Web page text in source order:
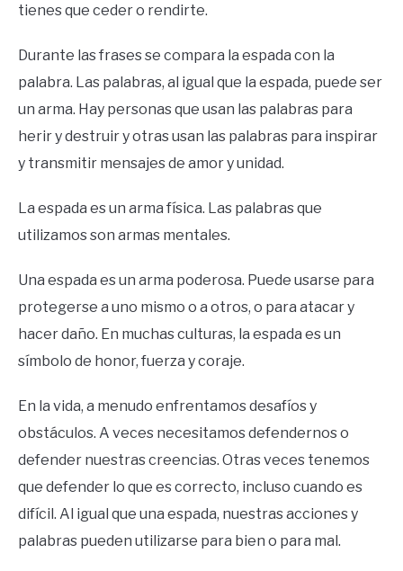
tienes que ceder o rendirte.
Durante las frases se compara la espada con la
palabra. Las palabras, al igual que la espada, puede ser
un arma. Hay personas que usan las palabras para
herir y destruir y otras usan las palabras para inspirar
y transmitir mensajes de amor y unidad.
La espada es un arma física. Las palabras que
utilizamos son armas mentales.
Una espada es un arma poderosa. Puede usarse para
protegerse a uno mismo o a otros, o para atacar y
hacer daño. En muchas culturas, la espada es un
símbolo de honor, fuerza y ​​coraje.
En la vida, a menudo enfrentamos desafíos y
obstáculos. A veces necesitamos defendernos o
defender nuestras creencias. Otras veces tenemos
que defender lo que es correcto, incluso cuando es
difícil. Al igual que una espada, nuestras acciones y
palabras pueden utilizarse para bien o para mal.